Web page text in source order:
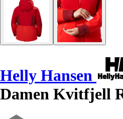
Helly Hansen
Damen Kvitfjell